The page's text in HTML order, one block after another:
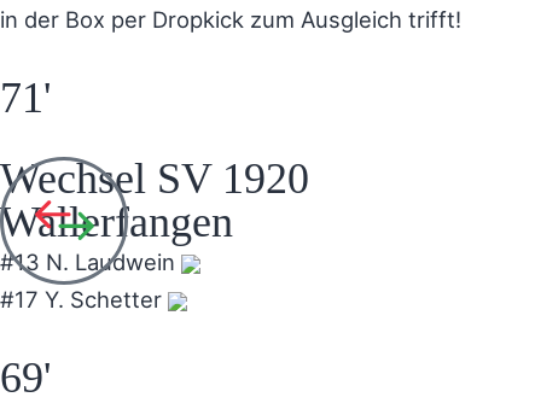
in der Box per Dropkick zum Ausgleich trifft!
71'
Wechsel SV 1920
Wallerfangen
#13 N. Laudwein
#17 Y. Schetter
69'